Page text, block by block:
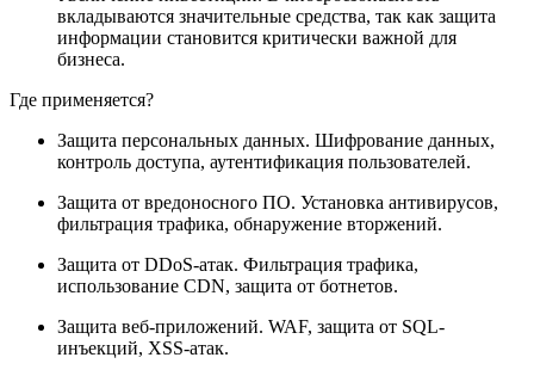
вкладываются значительные средства, так как защита
информации становится критически важной для
бизнеса.
Где применяется?
Защита персональных данных. Шифрование данных,
контроль доступа, аутентификация пользователей.
Защита от вредоносного ПО. Установка антивирусов,
фильтрация трафика, обнаружение вторжений.
Защита от DDoS-атак. Фильтрация трафика,
использование CDN, защита от ботнетов.
Защита веб-приложений. WAF, защита от SQL-
инъекций, XSS-атак.